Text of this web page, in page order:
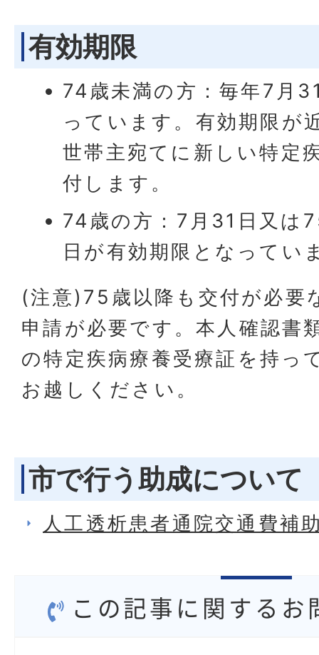
有効期限
74歳未満の方：毎年7月
っています。有効期限が
世帯主宛てに新しい特定
付します。
74歳の方：7月31日又は
日が有効期限となってい
(注意)75歳以降も交付が必要
申請が必要です。本人確認書
の特定疾病療養受療証を持っ
お越しください。
市で行う助成について
人工透析患者通院交通費補
この記事に関するお